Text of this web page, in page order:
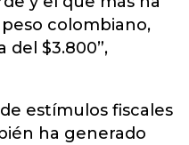
colombiano,
del $3.800”,
estímulos fiscales
ha generado